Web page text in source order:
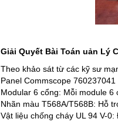
Giải Quyết Bài Toán uản Lý
Theo khảo sát từ các kỹ sư
Panel Commscope
Modular 6 cổng: Mỗi module
Nhãn màu T568A/T568B: Hỗ
Vật liệu chống cháy UL 94 V-